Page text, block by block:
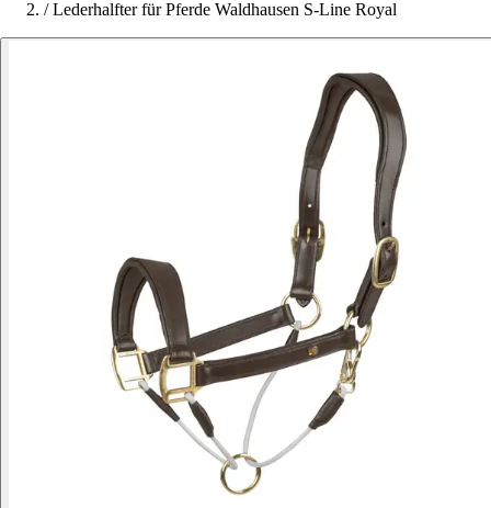
/ Lederhalfter für Pferde Waldhausen S-Line Royal